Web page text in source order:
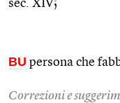
sec. XIV;
BU persona che
Correzioni e